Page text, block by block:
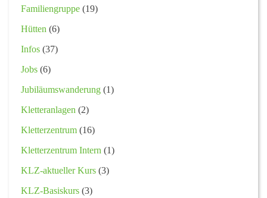
Familiengruppe (19)
Hütten (6)
Infos (37)
Jobs (6)
Jubiläumswanderung (1)
Kletteranlagen (2)
Kletterzentrum (16)
Kletterzentrum Intern (1)
KLZ-aktueller Kurs (3)
KLZ-Basiskurs (3)